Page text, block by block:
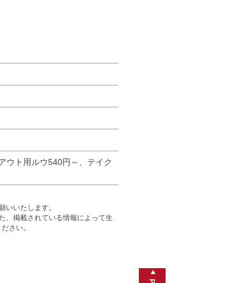
ト用ルウ540円～、テイク
いいたします。
、掲載されている情報によって生
さい。